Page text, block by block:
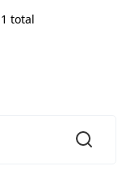
total